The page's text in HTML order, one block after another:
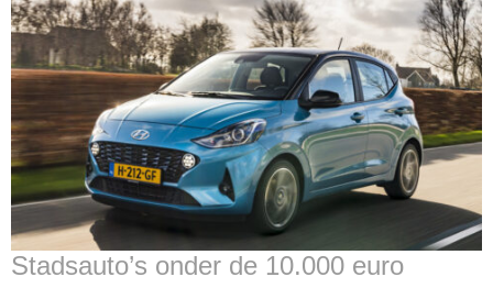
Stadsauto’s onder de 10.000 euro